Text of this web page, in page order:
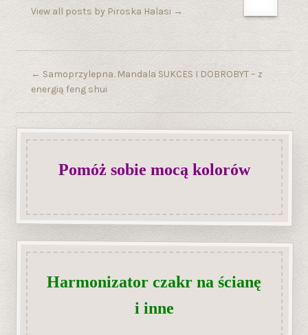
View all posts by Piroska Halasi →
← Samoprzylepna. Mandala SUKCES I DOBROBYT – z
energią feng shui
Pomóż sobie mocą kolorów
Harmonizator czakr na ścianę
i inne